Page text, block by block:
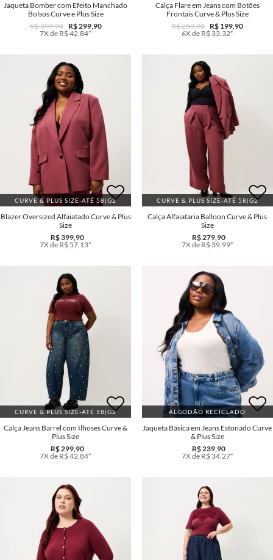
Jaqueta Bomber com Efeito Manchado
Bolsos Curve e Plus Size
R$ 399,90
R$ 299,90
7X de R$ 42,84*
Calça Flare em Jeans com Botões
Frontais Curve & Plus Size
R$ 259,90 R$ 199,90
6X de R$ 33,32*
CURVE & PLUS SIZE-ATÉ 58|G2
Blazer Oversized Alfaiatado Curve & Plus
Size
R$ 399,90
7X de R$ 57,13*
CURVE & PLUS SIZE-ATÉ 58|G2
Calça Alfaiataria Balloon Curve & Plus
Size
R$ 279,90
7X de R$ 39,99*
CURVE & PLUS SIZE-ATÉ 58|G2
Calça Jeans Barrel com Ilhoses Curve &
Plus Size
R$ 299,90
7X de R$ 42,84*
ALGODÃO RECICLADO
Jaqueta Básica em Jeans Estonado Curve
& Plus Size
R$ 239,90
7X de R$ 34,27*